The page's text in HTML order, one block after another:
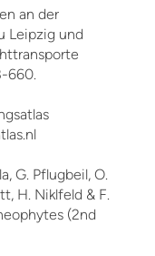
an der
Leipzig und
660.
G. Pflugbeil, O.
H. Niklfeld & F.
(2nd